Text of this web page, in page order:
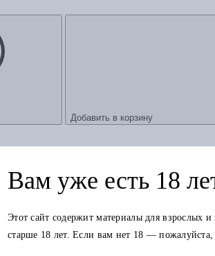
Добавить в корзину
Вам уже есть 18
Этот сайт содержит материалы для взрослых и
старше 18 лет. Если вам нет 18 — пожалуйста,